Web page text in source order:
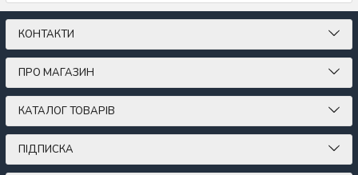
КОНТАКТИ
ПРО МАГАЗИН
КАТАЛОГ ТОВАРІВ
ПІДПИСКА